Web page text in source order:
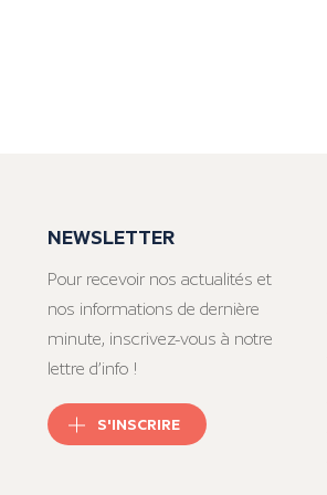
NEWSLETTER
Pour recevoir nos actualités et
nos informations de dernière
minute, inscrivez-vous à notre
lettre d’info !
S'INSCRIRE